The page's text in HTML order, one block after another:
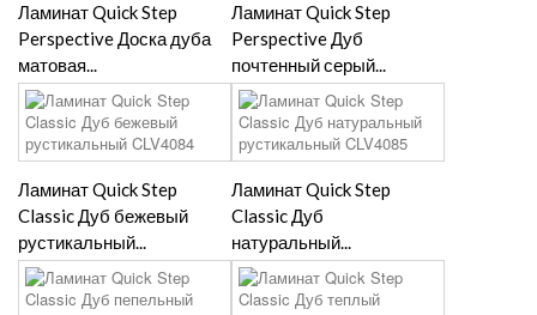
Ламинат Quick Step
Perspective Доска дуба
матовая...
Ламинат Quick Step
Perspective Дуб
почтенный серый...
Ламинат Quick Step
Classic Дуб бежевый
рустикальный...
Ламинат Quick Step
Classic Дуб
натуральный...